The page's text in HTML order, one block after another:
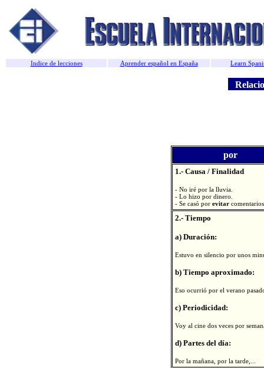
Indice de lecciones Aprender español en España Learn
por
1.- Causa / Finalidad
- No iré por la lluvia.
- Lo hizo por dinero.
- Se casó por evitar
2.- Tiempo
a) Duración:
Estuvo en silencio por unos
b) Tiempo aproximado:
Eso ocurrió por el verano
c) Periodicidad:
Voy al cine dos veces por
d) Partes del día:
Por la mañana, por la tarde,...